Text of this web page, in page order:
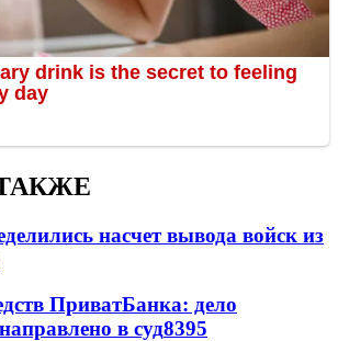
насчет вывода войск из
ПриватБанка: дело
в суд8395